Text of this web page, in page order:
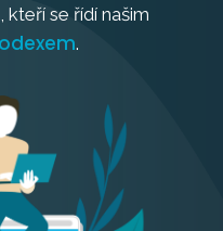
se řídí našim
.